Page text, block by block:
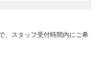
、スタッフ受付時間内にご希